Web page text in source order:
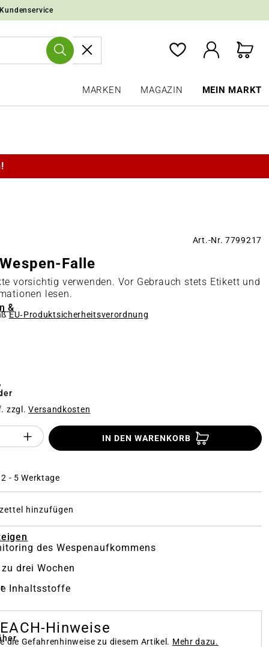
MARKEN MAGAZIN MEIN MARKT
&
Art.-Nr. 7799217
Falle
vorsichtig verwenden. Vor Gebrauch stets Etikett und
lesen.
EU‑Produktsicherheitsverordnung
zzgl.Versandkosten
des Produktes "%product%":
IN DEN WARENKORB
- 5 Werktage
hinzufügen
des Wespenaufkommens
drei Wochen
Inhaltsstoffe
Hinweise
die Gefahrenhinweise zu diesem Artikel. Mehr dazu.